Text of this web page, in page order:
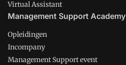
Virtual Assistant
Management Support Academy
Opleidingen
Incompany
Management Support event